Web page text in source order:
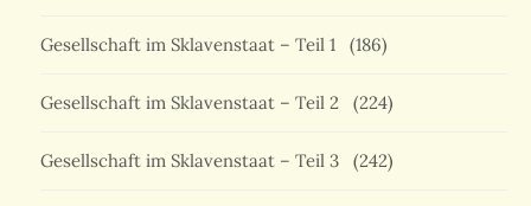
Gesellschaft im Sklavenstaat – Teil 1 (186)
Gesellschaft im Sklavenstaat – Teil 2 (224)
Gesellschaft im Sklavenstaat – Teil 3 (242)